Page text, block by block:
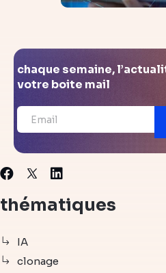
chaque semaine,
votre boite mail
Facebook
X Linkedin
thématiques
IA
clonage